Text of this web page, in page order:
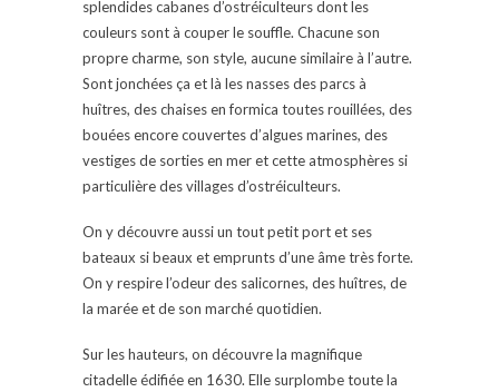
splendides cabanes d’ostréiculteurs dont les
couleurs sont à couper le souffle. Chacune son
propre charme, son style, aucune similaire à l’autre.
Sont jonchées ça et là les nasses des parcs à
huîtres, des chaises en formica toutes rouillées, des
bouées encore couvertes d’algues marines, des
vestiges de sorties en mer et cette atmosphères si
particulière des villages d’ostréiculteurs.
On y découvre aussi un tout petit port et ses
bateaux si beaux et emprunts d’une âme très forte.
On y respire l’odeur des salicornes, des huîtres, de
la marée et de son marché quotidien.
Sur les hauteurs, on découvre la magnifique
citadelle édifiée en 1630. Elle surplombe toute la